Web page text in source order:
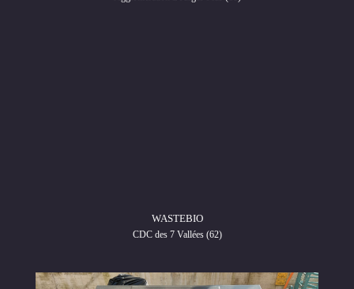
WASTEBIO
CDC des 7 Vallées (62)